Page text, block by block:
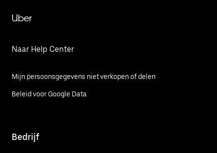
Uber
Naar Help Center
Mijn persoonsgegevens niet verkopen of delen
Beleid voor Google Data
Bedrijf